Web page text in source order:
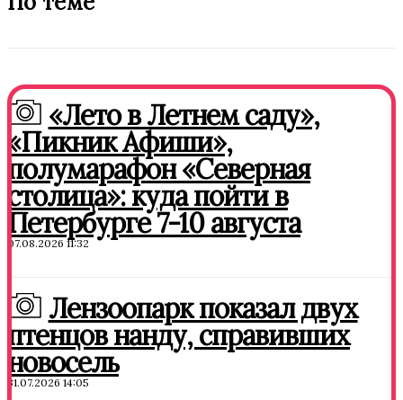
«Лето в Летнем саду»,
«Пикник Афиши»,
полумарафон «Северная
столица»: куда пойти в
Петербурге 7-10 августа
07.08.2026 11:32
Лензоопарк показал двух
птенцов нанду, справивших
новосель
31.07.2026 14:05